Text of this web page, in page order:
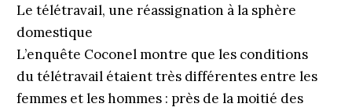
Le télétravail, une réassignation à la sphère
domestique
L’enquête Coconel montre que les conditions
du télétravail étaient très différentes entre les
femmes et les hommes : près de la moitié des